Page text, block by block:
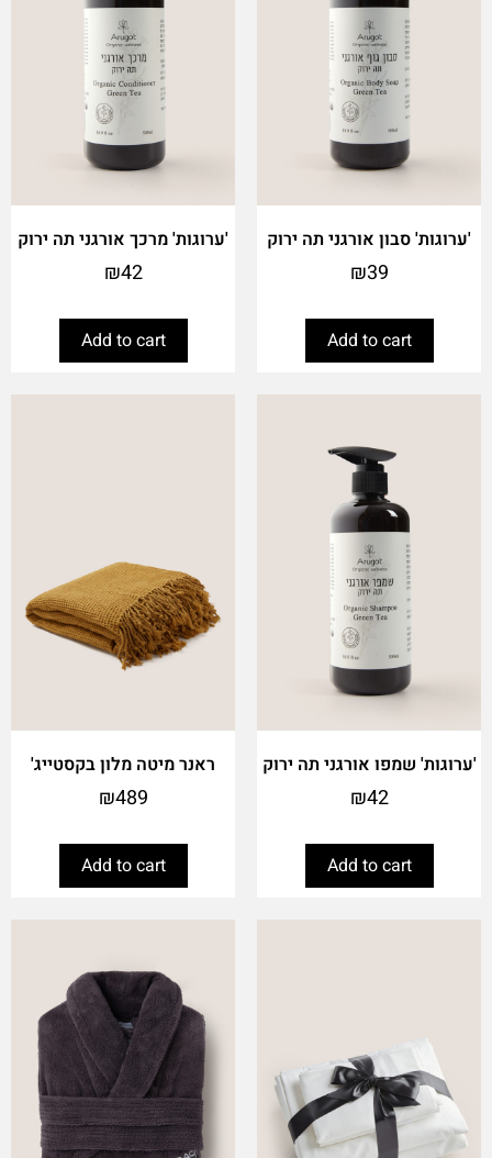
'ערוגות' סבון אורגני תה ירוק
₪39
Add to cart
'ערוגות' מרכך אורגני תה ירוק
₪42
Add to cart
'ערוגות' שמפו אורגני תה ירוק
₪42
Add to cart
ראנר מיטה מלון בקסטייג'
₪489
Add to cart